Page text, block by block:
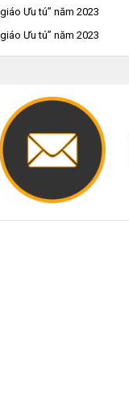
Ưu tú” năm 2023
Ưu tú” năm 2023